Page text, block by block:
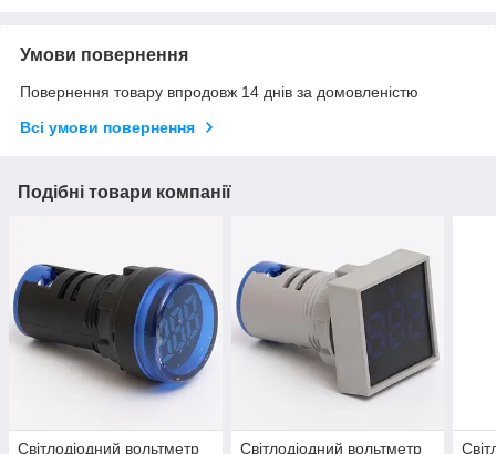
Умови повернення
Повернення товару впродовж 14 днів за домовленістю
Всі умови повернення
Подібні товари компанії
Світлодіодний вольтметр
Світлодіодний вольтметр